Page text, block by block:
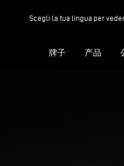
Scegli la tua lingua per
牌子 产品